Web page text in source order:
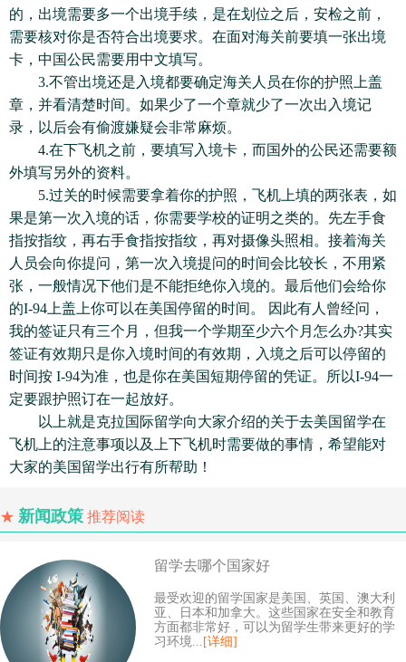
的，出境需要多一个出境手续，是在划位之后，安检之前，
需要核对你是否符合出境要求。在面对海关前要填一张出境
卡，中国公民需要用中文填写。
3.不管出境还是入境都要确定海关人员在你的护照上盖
章，并看清楚时间。如果少了一个章就少了一次出入境记
录，以后会有偷渡嫌疑会非常麻烦。
4.在下飞机之前，要填写入境卡，而国外的公民还需要额
外填写另外的资料。
5.过关的时候需要拿着你的护照，飞机上填的两张表，如
果是第一次入境的话，你需要学校的证明之类的。先左手食
指按指纹，再右手食指按指纹，再对摄像头照相。接着海关
人员会向你提问，第一次入境提问的时间会比较长，不用紧
张，一般情况下他们是不能拒绝你入境的。最后他们会给你
的I-94上盖上你可以在美国停留的时间。 因此有人曾经问，
我的签证只有三个月，但我一个学期至少六个月怎么办?其实
签证有效期只是你入境时间的有效期，入境之后可以停留的
时间按 I-94为准，也是你在美国短期停留的凭证。所以I-94一
定要跟护照订在一起放好。
以上就是克拉国际留学向大家介绍的关于去美国留学在
飞机上的注意事项以及上下飞机时需要做的事情，希望能对
大家的美国留学出行有所帮助！
★ 新闻政策 推荐阅读
留学去哪个国家好
最受欢迎的留学国家是美国、英国、澳大利
亚、日本和加拿大。这些国家在安全和教育
方面都非常好，可以为留学生带来更好的学
习环境... [详细]